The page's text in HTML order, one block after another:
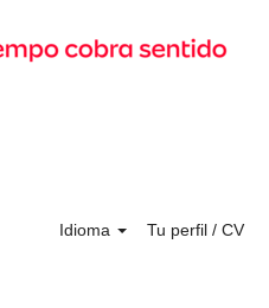
Idioma Tu perfil / CV